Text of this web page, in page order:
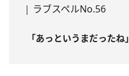
ラブスペルNo.56
「あっというまだったね」